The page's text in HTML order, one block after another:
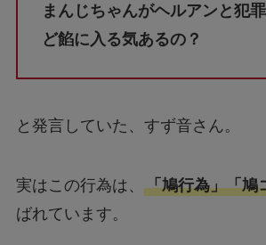
まんじちゃんがヘルアンと犯
ど餡に入る気あるの？
と発言していた、すず音さん。
実はこの行為は、 「鳩行為」「鳩
ばれています。